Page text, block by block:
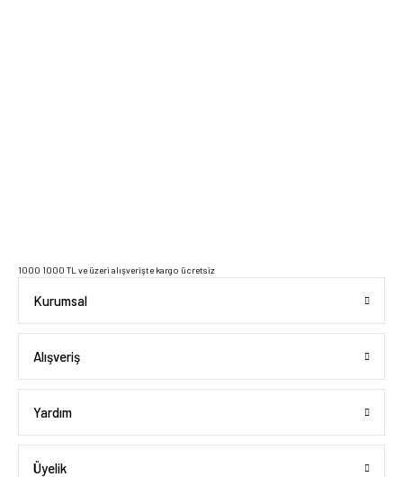
1000 1000 TL ve üzeri alışverişte kargo ücretsiz
Kurumsal
Alışveriş
Yardım
Üyelik